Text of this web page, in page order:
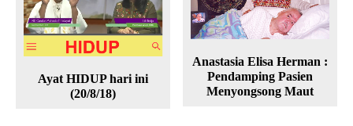
Ayat HIDUP hari ini
(20/8/18)
Anastasia Elisa Herman :
Pendamping Pasien
Menyongsong Maut